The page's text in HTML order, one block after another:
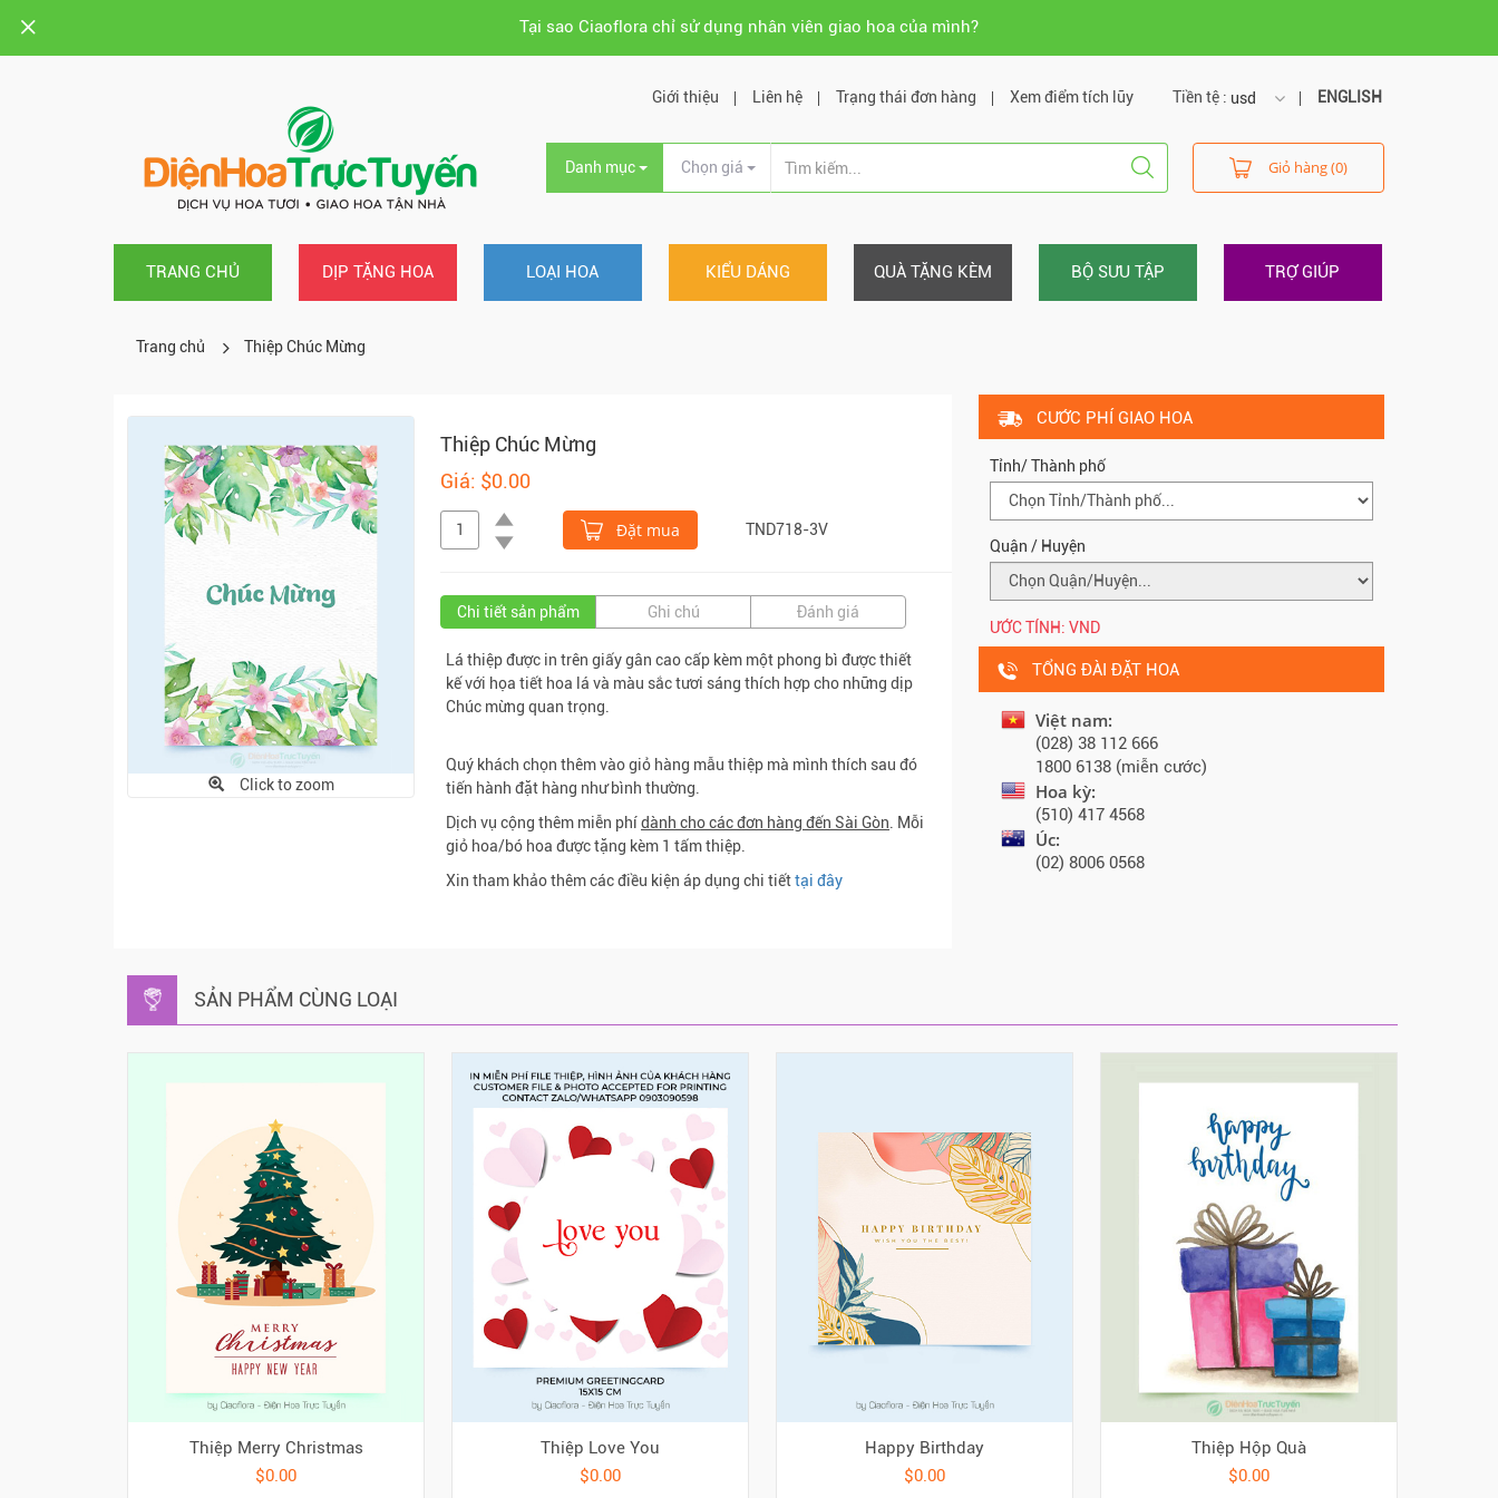
Tại sao Ciaoflora chỉ sử dụng nhân viên giao hoa của mình?
Tiền tệ : usd
usd
vnd
ENGLISH
Giới thiệu Liên hệ Trạng thái đơn hàng Xem điểm tích lũy
Danh mục Chọn giá Giỏ hàng (0)
TRANG CHỦ DỊP TẶNG HOA LOẠI HOA KIỂU DÁNG QUÀ TẶNG KÈM BỘ SƯU TẬP TRỢ GIÚP
Trang chủ Thiệp Chúc Mừng
Click to zoom
Thiệp Chúc Mừng
Giá: $0.00
Đặt mua TND718-3V
Chi tiết sản phẩm Ghi chú Đánh giá
Lá thiệp được in trên giấy gân cao cấp kèm một phong bì được thiết
kế với họa tiết hoa lá và màu sắc tươi sáng thích hợp cho những dịp
Chúc mừng quan trọng.
Quý khách chọn thêm vào giỏ hàng mẫu thiệp mà mình thích sau đó
tiến hành đặt hàng như bình thường.
Dịch vụ cộng thêm miễn phídành cho các đơn hàng đến Sài Gòn . Mỗi
giỏ hoa/bó hoa được tặng kèm 1 tấm thiệp.
Xin tham khảo thêm các điều kiện áp dụng chi tiếttại đây
CƯỚC PHÍ GIAO HOA
Tỉnh/ Thành phố
Quận / Huyện
ƯỚC TÍNH: VND
TỔNG ĐÀI ĐẶT HOA
Việt nam:
(028) 38 112 666
1800 6138 (miễn cước)
Hoa kỳ:
(510) 417 4568
Úc:
(02) 8006 0568
SẢN PHẨM CÙNG LOẠI
Thiệp Merry Christmas
$0.00
Thiệp Love You
$0.00
Happy Birthday
$0.00
Thiệp Hộp Quà
$0.00